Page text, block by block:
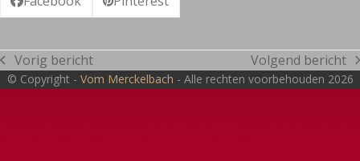
previous
post:
Vorig bericht
next
post:
Volgend bericht
© Copyright - Vom Merckelbach - Alle rechten voorbehouden 2026